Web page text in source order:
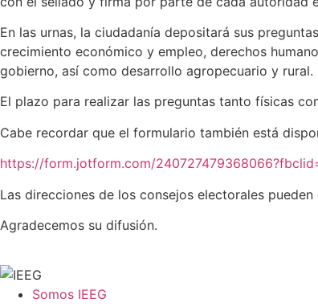
En las urnas, la ciudadanía depositará sus
crecimiento económico y empleo, derechos
gobierno, así como desarrollo agropecuario y rural.
El plazo para realizar las preguntas tanto físicas
Cabe recordar que el formulario también está
https://form.jotform.com/
Las direcciones de los consejos electorales
Agradecemos su difusión.
Somos IEEG